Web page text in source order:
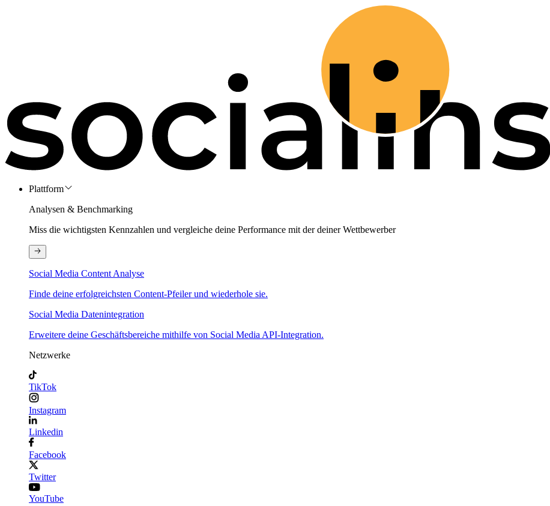
Plattform
Analysen & Benchmarking
Miss die wichtigsten Kennzahlen und vergleiche deine Performance mit der deiner Wettbewerber
Social Media Content Analyse
Finde deine erfolgreichsten Content-Pfeiler und wiederhole sie.
Social Media Datenintegration
Erweitere deine Geschäftsbereiche mithilfe von Social Media API-Integration.
Netzwerke
TikTok
Instagram
Linkedin
Facebook
Twitter
YouTube